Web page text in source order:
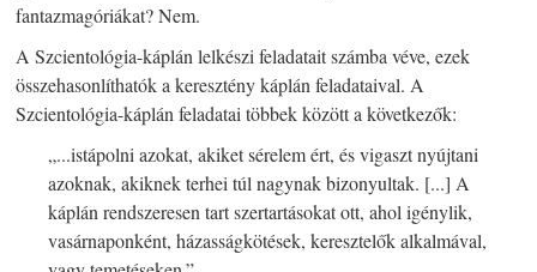
fantazmagóriákat? Nem.
A Szcientológia-káplán lelkészi feladatait számba véve, ezek
összehasonlíthatók a keresztény káplán feladataival. A
Szcientológia-káplán feladatai többek között a következők:
„...istápolni azokat, akiket sérelem ért, és vigaszt nyújtani
azoknak, akiknek terhei túl nagynak bizonyultak. [...] A
káplán rendszeresen tart szertartásokat ott, ahol igénylik,
vasárnaponként, házasságkötések, keresztelők alkalmával,